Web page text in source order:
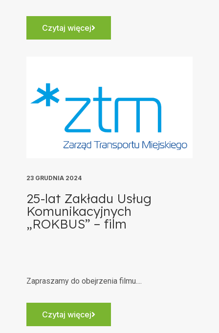
Czytaj więcej
23 GRUDNIA 2024
25-lat Zakładu Usług
Komunikacyjnych
„ROKBUS” – film
Zapraszamy do obejrzenia filmu....
Czytaj więcej